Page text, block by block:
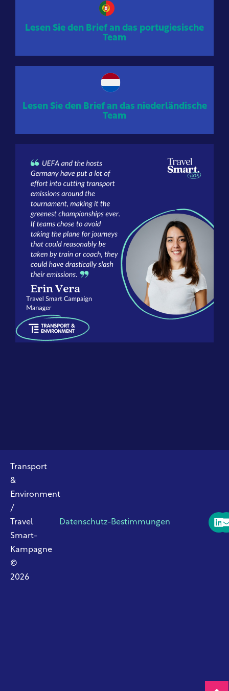
Lesen Sie den Brief an das portugiesische
Team
Lesen Sie den Brief an das niederländische
Team
Transport
&
Environment
/
Travel
Smart-
Kampagne
©
2026
Datenschutz-Bestimmungen